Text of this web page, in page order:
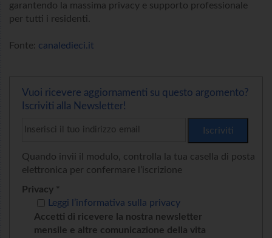
garantendo la massima privacy e supporto professionale
per tutti i residenti.
Fonte: canaledieci.it
Vuoi ricevere aggiornamenti su questo argomento?
Iscriviti alla Newsletter!
Quando invii il modulo, controlla la tua casella di posta
elettronica per confermare l’iscrizione
Privacy *
Accetti di ricevere la nostra newsletter
mensile e altre comunicazione della vita
Leggi l’informativa sulla privacy